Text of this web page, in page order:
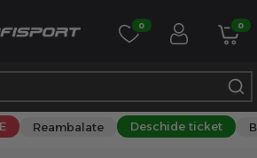
0 0
Reambalate Deschide ticket